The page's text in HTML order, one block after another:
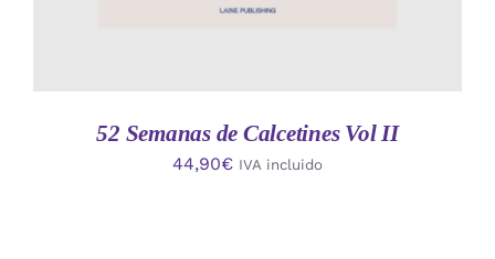
52 Semanas de Calcetines Vol II
44,90€ IVA incluido